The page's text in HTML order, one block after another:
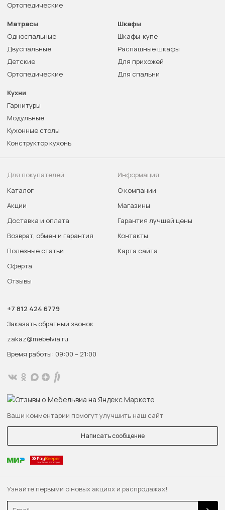
Узнайте первыми о новых акциях и распродажах!
Email
Ортопедические
Матрасы
Односпальные
Двуспальные
Детские
Ортопедические
Шкафы
Шкафы-купе
Распашные шкафы
Для прихожей
Для спальни
Кухни
Гарнитуры
Модульные
Кухонные столы
Конструктор кухонь
Для покупателей
Каталог
Акции
Доставка и оплата
Возврат, обмен и гарантия
Полезные статьи
Оферта
Отзывы
Информация
О компании
Магазины
Гарантия лучшей цены
Контакты
Карта сайта
+7 812 424 6779
Заказать обратный звонок
zakaz@mebelvia.ru
Время работы: 09:00 – 21:00
Ваши комментарии помогут улучшить наш сайт
Написать сообщение